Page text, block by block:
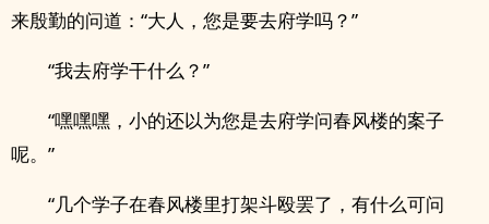
来殷勤的问道：“大人，您是要去府学吗？”
“我去府学干什么？”
“嘿嘿嘿，小的还以为您是去府学问春风楼的案子
呢。”
“几个学子在春风楼里打架斗殴罢了，有什么可问